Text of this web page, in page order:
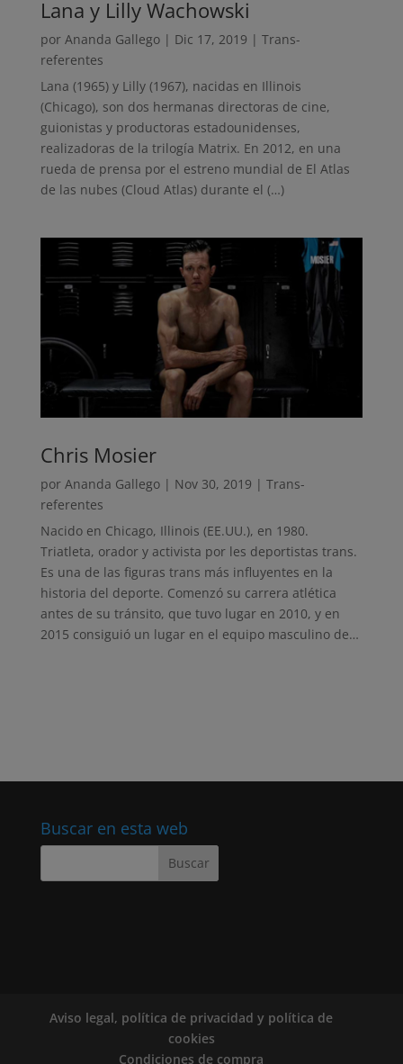
Lana y Lilly Wachowski
por Ananda Gallego| Dic 17, 2019 | Trans-
referentes
Lana (1965) y Lilly (1967), nacidas en Illinois
(Chicago), son dos hermanas directoras de cine,
guionistas y productoras estadounidenses,
realizadoras de la trilogía Matrix. En 2012, en una
rueda de prensa por el estreno mundial de El Atlas
de las nubes (Cloud Atlas) durante el (…)
Chris Mosier
por Ananda Gallego| Nov 30, 2019 | Trans-
referentes
Nacido en Chicago, Illinois (EE.UU.), en 1980.
Triatleta, orador y activista por les deportistas trans.
Es una de las figuras trans más influyentes en la
historia del deporte. Comenzó su carrera atlética
antes de su tránsito, que tuvo lugar en 2010, y en
2015 consiguió un lugar en el equipo masculino de…
Buscar en esta web
Aviso legal, política de privacidad y política de
cookies
Condiciones de compra